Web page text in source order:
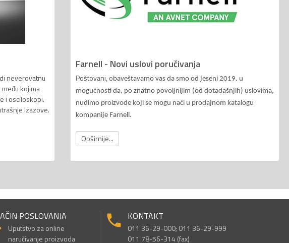
neverovatnu
kojima
i osciloskopi.
izazove.
Farnell - Novi uslovi poručivanja
Poštovani, o baveštavamo vas da smo od jeseni 2019. u
mogućnosti da, po znatno povoljnijim (od dotadašnjih) uslovima,
nudimo proizvode koji se mogu naći u prodajnom katalogu
kompanije Farnell.
Opširnije...
POSLOVANJA
Uputstvo za online
naručivanje proizvoda
KONTAKT
011 36-29-000; 011 36-29-999
011 78-56-314 (fax)